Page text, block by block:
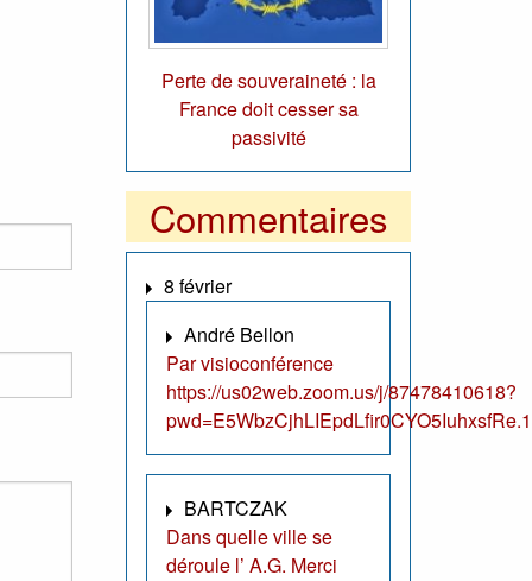
Perte de souveraineté : la
France doit cesser sa
passivité
Commentaires
8 février
André Bellon
Par visioconférence
https://us02web.zoom.us/j/87478410618?
BARTCZAK
Dans quelle ville se
déroule l’ A.G. Merci